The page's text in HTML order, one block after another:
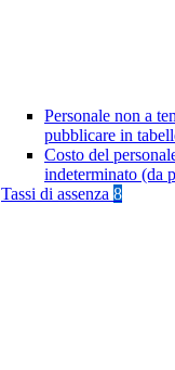
Personale non a
pubblicare in
Costo del
indeterminato (da
Tassi di assenza 8